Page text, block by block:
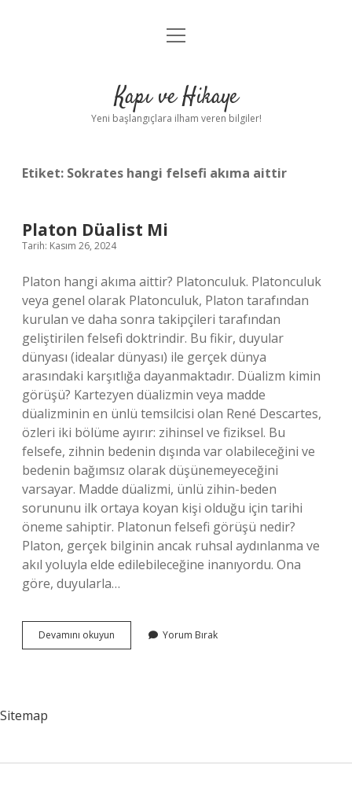
Anasayfa
Yasal Uyarı
menüyü
Kapı ve Hikaye
Yeni başlangıçlara ilham veren bilgiler!
Etiket: Sokrates hangi felsefi akıma aittir
Platon Düalist Mi
Tarih: Kasım 26, 2024
Platon hangi akıma aittir? Platonculuk. Platonculuk
veya genel olarak Platonculuk, Platon tarafından
kurulan ve daha sonra takipçileri tarafından
geliştirilen felsefi doktrindir. Bu fikir, duyular
dünyası (idealar dünyası) ile gerçek dünya
arasındaki karşıtlığa dayanmaktadır. Düalizm kimin
görüşü? Kartezyen düalizmin veya madde
düalizminin en ünlü temsilcisi olan René Descartes,
özleri iki bölüme ayırır: zihinsel ve fiziksel. Bu
felsefe, zihnin bedenin dışında var olabileceğini ve
bedenin bağımsız olarak düşünemeyeceğini
varsayar. Madde düalizmi, ünlü zihin-beden
sorununu ilk ortaya koyan kişi olduğu için tarihi
öneme sahiptir. Platonun felsefi görüşü nedir?
Platon, gerçek bilginin ancak ruhsal aydınlanma ve
akıl yoluyla elde edilebileceğine inanıyordu. Ona
göre, duyularla…
Devamını okuyun
Düalist
Yorum Bırak
Sitemap